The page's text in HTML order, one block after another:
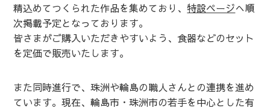
精込めてつくられた作品を集めており、特設ページへ順
次掲載予定となっております。
皆さまがご購入いただきやすいよう、食器などのセット
を定価で販売いたします。
また同時進行で、珠洲や輪島の職人さんとの連携を進め
ています。現在、輪島市・珠洲市の若手を中心とした有